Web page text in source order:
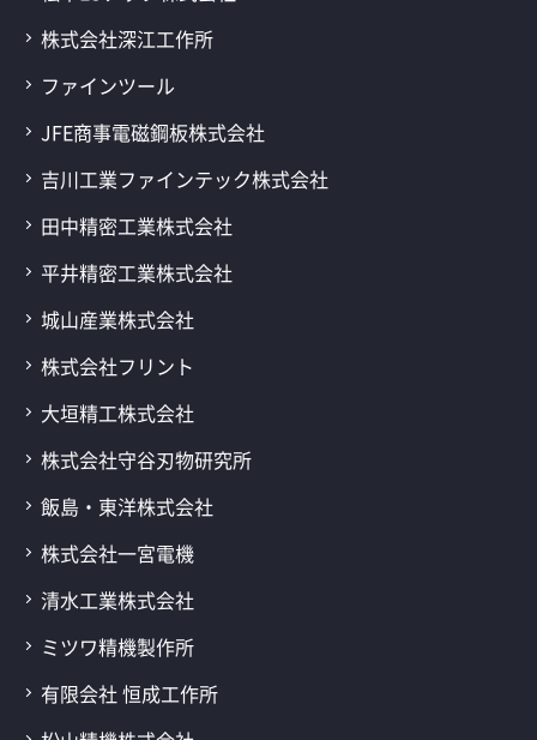
株式会社深江工作所
ファインツール
JFE商事電磁鋼板株式会社
吉川工業ファインテック株式会社
田中精密工業株式会社
平井精密工業株式会社
城山産業株式会社
株式会社フリント
大垣精工株式会社
株式会社守谷刃物研究所
飯島・東洋株式会社
株式会社一宮電機
清水工業株式会社
ミツワ精機製作所
有限会社 恒成工作所